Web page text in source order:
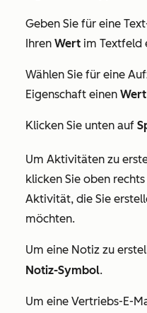
Geben Sie für eine
Ihren Wert im Textfeld
Wählen Sie für eine
Eigenschaft einen Wert
Klicken Sie unten auf
Um Aktivitäten zu
klicken Sie oben
Aktivität, die Sie
möchten.
Um eine Notiz zu
Notiz-Symbol.
Um eine Vertriebs-E-